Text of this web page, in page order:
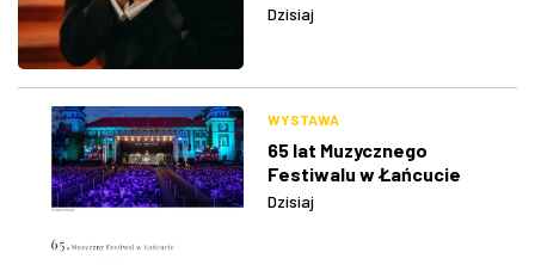
Dzisiaj
WYSTAWA
65 lat Muzycznego
Festiwalu w Łańcucie
Dzisiaj